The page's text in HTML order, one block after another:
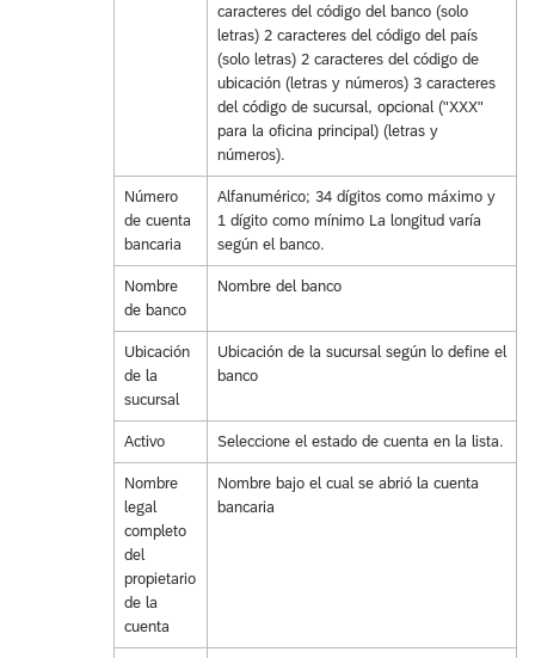
caracteres del código del banco (solo
letras) 2 caracteres del código del país
(solo letras) 2 caracteres del código de
ubicación (letras y números) 3 caracteres
del código de sucursal, opcional ("XXX"
para la oficina principal) (letras y
números).
Número
de cuenta
bancaria
Alfanumérico; 34 dígitos como máximo y
1 dígito como mínimo La longitud varía
según el banco.
Nombre
de banco
Nombre del banco
Ubicación
de la
sucursal
Ubicación de la sucursal según lo define el
banco
Activo Seleccione el estado de cuenta en la lista.
Nombre
legal
completo
del
propietario
de la
cuenta
Nombre bajo el cual se abrió la cuenta
bancaria